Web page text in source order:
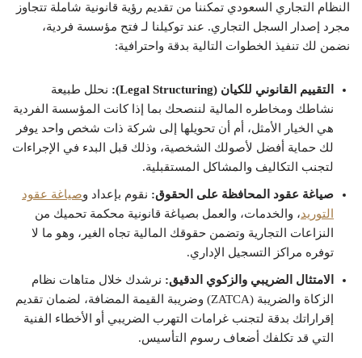
النظام التجاري السعودي تمكننا من تقديم رؤية قانونية شاملة تتجاوز
مجرد إصدار السجل التجاري. عند توكيلنا لـ فتح مؤسسة فردية،
نضمن لك تنفيذ الخطوات التالية بدقة واحترافية:
التقييم القانوني للكيان (Legal Structuring):
نحلل طبيعة
نشاطك ومخاطره المالية لننصحك بما إذا كانت المؤسسة الفردية
هي الخيار الأمثل، أم أن تحويلها إلى شركة ذات شخص واحد يوفر
لك حماية أفضل لأصولك الشخصية، وذلك قبل البدء في الإجراءات
لتجنب التكاليف والمشاكل المستقبلية.
صياغة عقود المحافظة على الحقوق: نقوم بإعداد وصياغة عقود
التوريد، والخدمات، والعمل بصياغة قانونية محكمة تحميك من
النزاعات التجارية وتضمن حقوقك المالية تجاه الغير، وهو ما لا
توفره مراكز التسجيل الإداري.
الامتثال الضريبي والزكوي الدقيق: نرشدك خلال متاهات نظام
الزكاة والضريبة (ZATCA) وضريبة القيمة المضافة، لضمان تقديم
إقراراتك بدقة لتجنب غرامات التهرب الضريبي أو الأخطاء الفنية
التي قد تكلفك أضعاف رسوم التأسيس.